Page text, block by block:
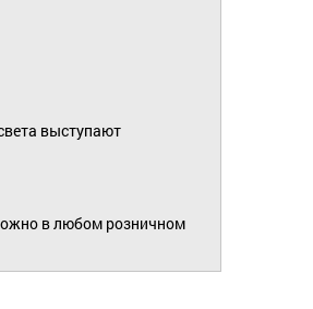
выступают
в любом розничном